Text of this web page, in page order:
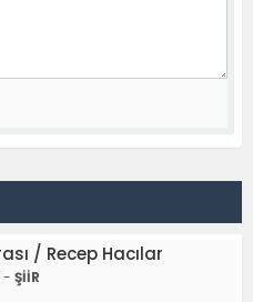
/ Recep Hacılar
- ŞİİR